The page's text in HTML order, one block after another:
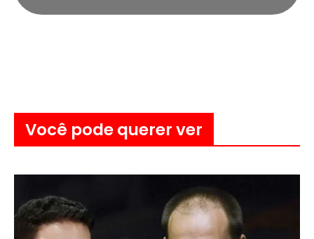
Você pode querer ver